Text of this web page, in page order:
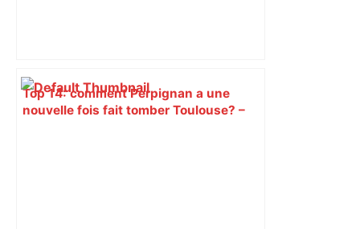
Top 14: comment Perpignan a une
nouvelle fois fait tomber Toulouse? –